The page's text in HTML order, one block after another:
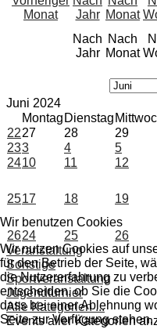
Nach
Jahr
Nach
Monat
Juni 2024
Montag Dienstag
2227 28 29
233 4 5
2410 11 12
2517 18 19
2624 25 26
Veranstaltung
Sonstige
Sportveranstaltung
Jugendturnier
Alle Kategorien ...
Events aller Kategorien
Wir benutzen Cookies
Wir nutzen Cookies auf
für den Betrieb der Seite,
die Nutzererfahrung zu
entscheiden, ob Sie die
dass bei einer Ablehnung
Seite zur Verfügung stehen.